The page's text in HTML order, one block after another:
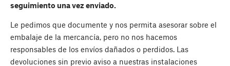
seguimiento una vez enviado.
Le pedimos que documente y nos permita asesorar sobre el
embalaje de la mercancía, pero no nos hacemos
responsables de los envíos dañados o perdidos. Las
devoluciones sin previo aviso a nuestras instalaciones